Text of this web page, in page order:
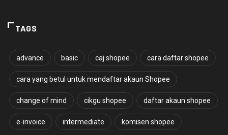
TAGS
advance basic caj shopee cara daftar shopee
cara yang betul untuk mendaftar akaun Shopee
change of mind cikgu shopee daftar akaun shopee
e-invoice intermediate komisen shopee